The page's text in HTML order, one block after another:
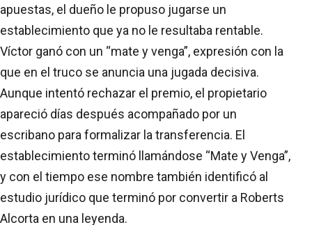
apuestas, el dueño le propuso jugarse un
establecimiento que ya no le resultaba rentable.
Víctor ganó con un “mate y venga”, expresión con la
que en el truco se anuncia una jugada decisiva.
Aunque intentó rechazar el premio, el propietario
apareció días después acompañado por un
escribano para formalizar la transferencia. El
establecimiento terminó llamándose “Mate y Venga”,
y con el tiempo ese nombre también identificó al
estudio jurídico que terminó por convertir a Roberts
Alcorta en una leyenda.